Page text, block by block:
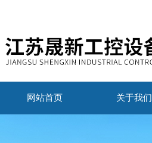
网站首页 关于我们